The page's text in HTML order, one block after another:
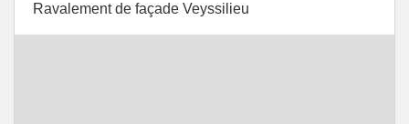
Ravalement de façade Veyssilieu